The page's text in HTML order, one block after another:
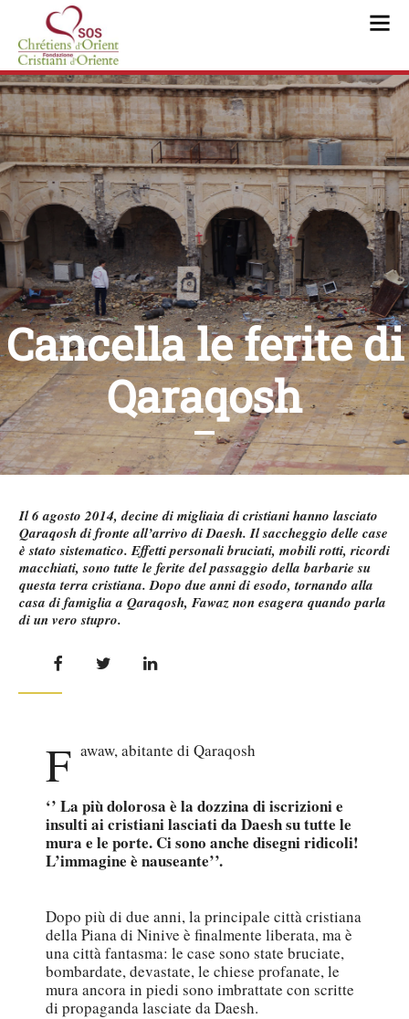
IRAQ | PROGETTI REALIZZATI |
Cancella le ferite di
Qaraqosh
Il 6 agosto 2014, decine di migliaia di cristiani hanno lasciato
Qaraqosh di fronte all’arrivo di Daesh. Il saccheggio delle case
è stato sistematico. Effetti personali bruciati, mobili rotti, ricordi
macchiati, sono tutte le ferite del passaggio della barbarie su
questa terra cristiana. Dopo due anni di esodo, tornando alla
casa di famiglia a Qaraqosh, Fawaz non esagera quando parla
di un vero stupro.
F awaw, abitante di Qaraqosh
‘’ La più dolorosa è la dozzina di iscrizioni e
insulti ai cristiani lasciati da Daesh su tutte le
mura e le porte. Ci sono anche disegni ridicoli!
L’immagine è nauseante’’.
Dopo più di due anni, la principale città cristiana
della Piana di Ninive è finalmente liberata, ma è
una città fantasma: le case sono state bruciate,
bombardate, devastate, le chiese profanate, le
mura ancora in piedi sono imbrattate con scritte
di propaganda lasciate da Daesh.